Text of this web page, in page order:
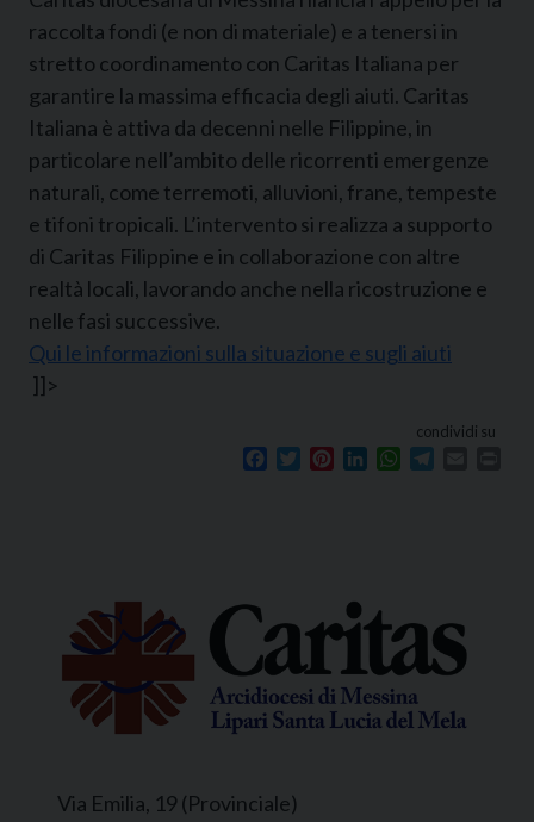
raccolta fondi (e non di materiale) e a tenersi in
stretto coordinamento con Caritas Italiana per
garantire la massima efficacia degli aiuti. Caritas
Italiana è attiva da decenni nelle Filippine, in
particolare nell’ambito delle ricorrenti emergenze
naturali, come terremoti, alluvioni, frane, tempeste
e tifoni tropicali. L’intervento si realizza a supporto
di Caritas Filippine e in collaborazione con altre
realtà locali, lavorando anche nella ricostruzione e
nelle fasi successive.
Qui le informazioni sulla situazione e sugli aiuti
]]>
condividi su
Facebook
TwitterPinterestLinkedInWhatsApp
Via Emilia, 19 (Provinciale)